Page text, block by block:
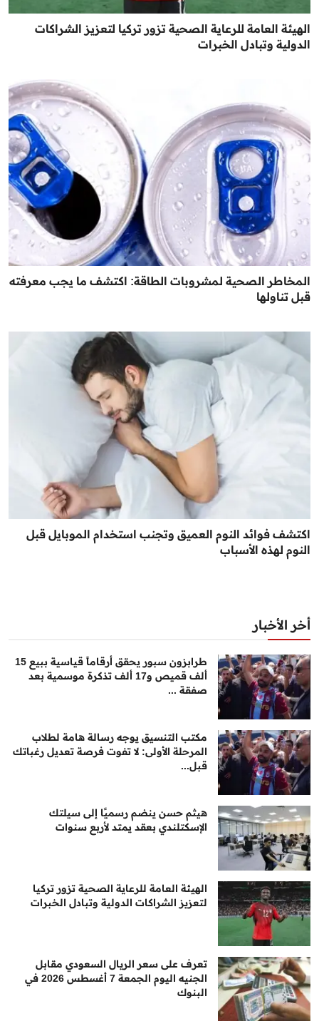
الهيئة العامة للرعاية الصحية تزور تركيا لتعزيز الشراكات
الدولية وتبادل الخبرات
المخاطر الصحية لمشروبات الطاقة: اكتشف ما يجب معرفته
قبل تناولها
اكتشف فوائد النوم العميق وتجنب استخدام الموبايل قبل
النوم لهذه الأسباب
أخر الأخبار
طرابزون سبور يحقق أرقاماً قياسية ببيع 15
ألف قميص و17 ألف تذكرة موسمية بعد
صفقة ...
مكتب التنسيق يوجه رسالة هامة لطلاب
المرحلة الأولى: لا تفوت فرصة تعديل رغباتك
قبل...
هيثم حسن ينضم رسميًا إلى سيلتك
الإسكتلندي بعقد يمتد لأربع سنوات
الهيئة العامة للرعاية الصحية تزور تركيا
لتعزيز الشراكات الدولية وتبادل الخبرات
تعرف على سعر الريال السعودي مقابل
الجنيه اليوم الجمعة 7 أغسطس 2026 في
البنوك